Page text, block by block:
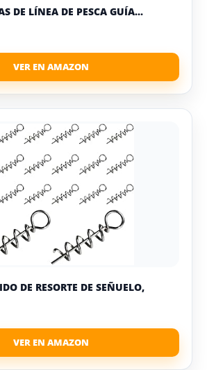
DE LÍNEA DE PESCA GUÍA...
DE RESORTE DE SEÑUELO,